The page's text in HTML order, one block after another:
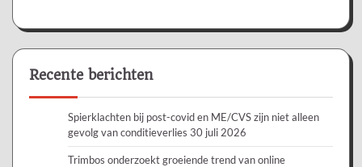
Recente berichten
Spierklachten bij post-covid en ME/CVS zijn niet alleen
gevolg van conditieverlies 30 juli 2026
Trimbos onderzoekt groeiende trend van online